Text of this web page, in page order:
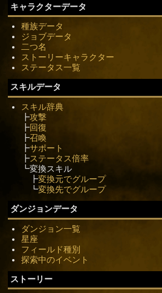
キャラクターデータ
種族データ
ジョブデータ
二つ名
ストーリーキャラクター
ステータス一覧
スキルデータ
スキル辞典
┣攻撃
┣回復
┣召喚
┣サポート
┣ステータス倍率
┗変換スキル
┣変換元でグループ
┗変換先でグループ
ダンジョンデータ
ダンジョン一覧
星座
フィールド種別
探索中のイベント
ストーリー